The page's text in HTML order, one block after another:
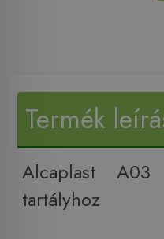
Termék
Alcaplast A03
tartályhoz